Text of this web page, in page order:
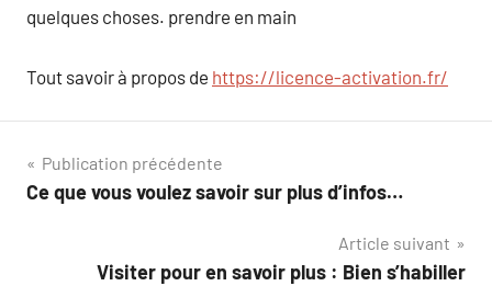
quelques choses. prendre en main
Tout savoir à propos de https://licence-activation.fr/
Navigation
de
Publication précédente
Ce que vous voulez savoir sur plus d’infos…
Article suivant
Visiter pour en savoir plus : Bien s’habiller